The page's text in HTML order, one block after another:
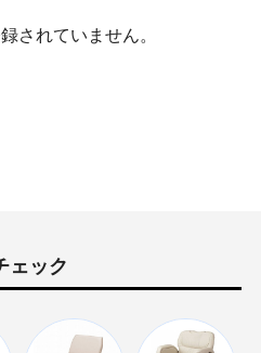
されていません。
ェック